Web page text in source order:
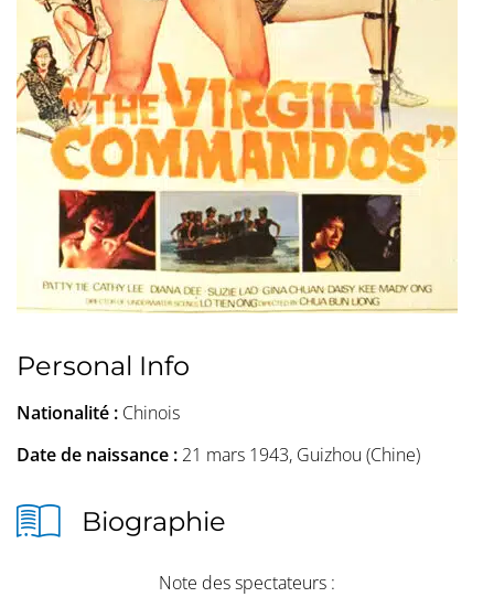
Personal Info
Nationalité : Chinois
Date de naissance : 21 mars 1943, Guizhou (Chine)
Biographie
Note des spectateurs :